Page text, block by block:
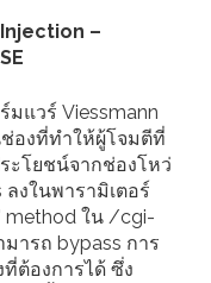
Injection –
มแวร์ Viessmann
ช่องที่ทำให้ผู้โจมตีที่
ะโยชน์จากช่องโหว่
งในพารามิเตอร์
method ใน /cgi-
ารถ bypass การ
ต้องการได้ ซึ่ง